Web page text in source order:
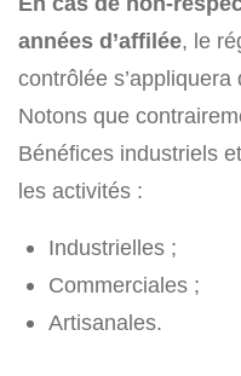
années d’affilée, le
contrôlée
Notons que
Bénéfices industriels
les activités :
Industrielles ;
Commerciales ;
Artisanales.